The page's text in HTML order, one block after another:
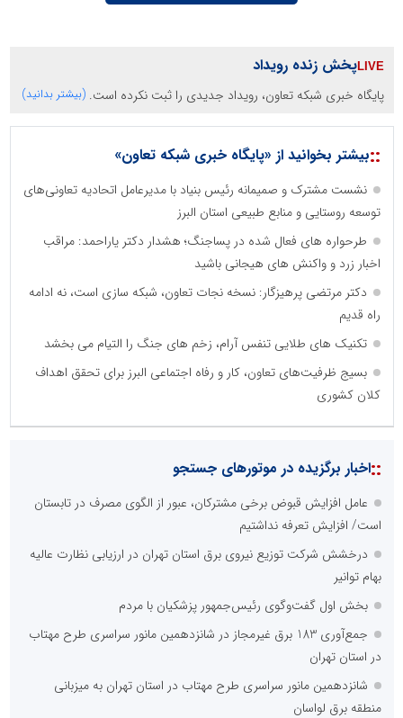
پخش زنده رویداد
پایگاه خبری شبکه تعاون، رویداد جدیدی را ثبت نکرده است. (بیشتر بدانید)
::بیشتر بخوانید از «پایگاه خبری شبکه تعاون»
نشست مشترک و صمیمانه رئیس بنیاد با مدیرعامل اتحادیه تعاونی‌های
توسعه روستایی و منابع طبیعی استان البرز
طرحواره های فعال شده در پساجنگ؛ هشدار دکتر یاراحمد: مراقب
اخبار زرد و واکنش های هیجانی باشید
دکتر مرتضی پرهیزگار: نسخه نجات تعاون، شبکه سازی است، نه ادامه
راه قدیم
تکنیک های طلایی تنفس آرام، زخم های جنگ را التیام می بخشد
بسیج ظرفیت‌های تعاون، کار و رفاه اجتماعی البرز برای تحقق اهداف
کلان کشوری
::اخبار برگزیده در موتورهای جستجو
عامل افزایش قبوض برخی مشترکان، عبور از الگوی مصرف در تابستان
است/ افزایش تعرفه نداشتیم
درخشش شرکت توزیع نیروی برق استان تهران در ارزیابی نظارت عالیه
بهام توانیر
بخش اول گفت‌وگوی رئیس‌جمهور پزشکیان با مردم
جمع‌آوری 183 برق غیرمجاز در شانزدهمین مانور سراسری طرح مهتاب
در استان تهران
شانزدهمین مانور سراسری طرح مهتاب در استان تهران به میزبانی
منطقه برق لواسان